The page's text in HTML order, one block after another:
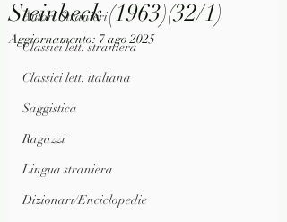
Autori Stranieri
Classici lett. straniera
Classici lett. italiana
Saggistica
Ragazzi
Lingua straniera
Dizionari/Enciclopedie
Steinbeck (1963)(32/1)
Aggiornamento: 7 ago 2025